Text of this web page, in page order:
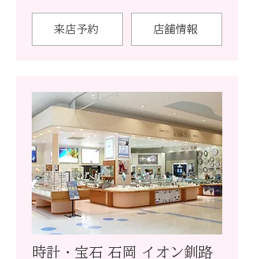
来店予約 店舗情報
時計・宝石 石岡 イオン釧路